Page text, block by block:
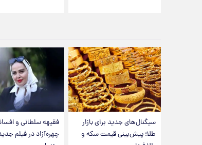
سیگنال‌های جدید برای بازار
طلا؛ پیش‌بینی قیمت سکه و
فقیهه سلطانی و
چهره‌آزاد در فیلم